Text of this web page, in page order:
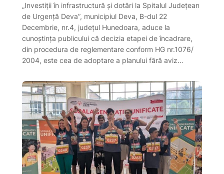
„Investiții în infrastructură și dotări la Spitalul Județean
de Urgență Deva”, municipiul Deva, B-dul 22
Decembrie, nr.4, județul Hunedoara, aduce la
cunoștința publicului că decizia etapei de încadrare,
din procedura de reglementare conform HG nr.1076/
2004, este cea de adoptare a planului fără aviz…